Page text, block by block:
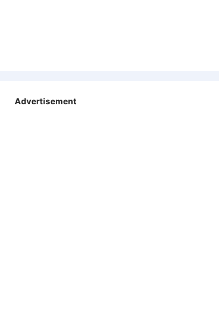
Advertisement